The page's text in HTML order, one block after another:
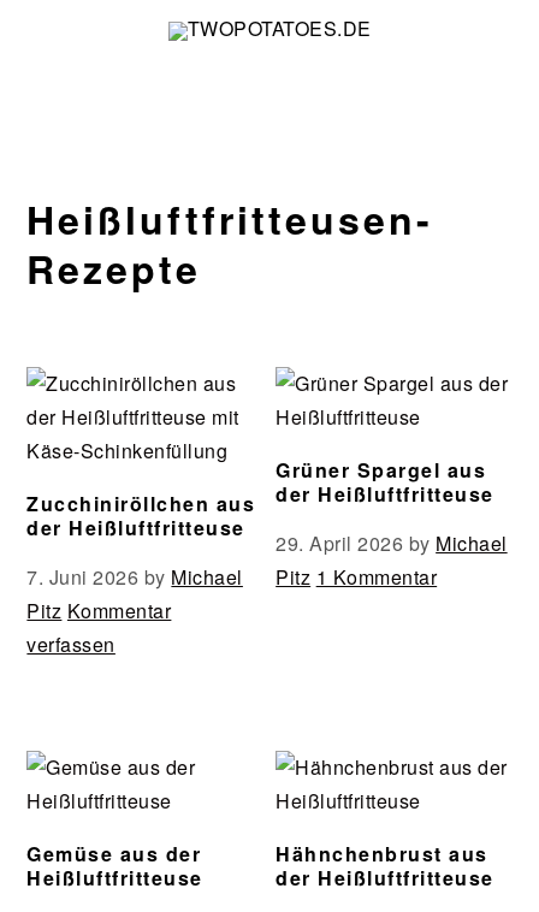
Heißluftfritteusen-
Rezepte
Zucchiniröllchen aus
der Heißluftfritteuse
7. Juni 2026 by Michael
Pitz Kommentar
verfassen
Grüner Spargel aus
der Heißluftfritteuse
29. April 2026 by Michael
Pitz 1 Kommentar
Gemüse aus der
Heißluftfritteuse
Hähnchenbrust aus
der Heißluftfritteuse